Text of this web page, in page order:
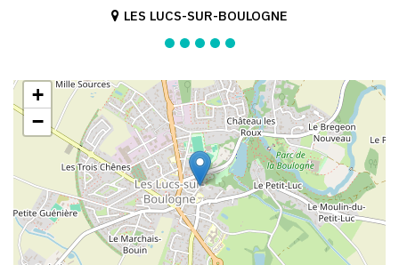
LES LUCS-SUR-BOULOGNE
+
−